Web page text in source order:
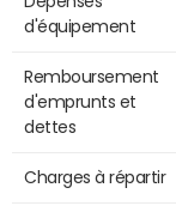
d'équipement
Remboursement
d'emprunts et
dettes
Charges à répartir